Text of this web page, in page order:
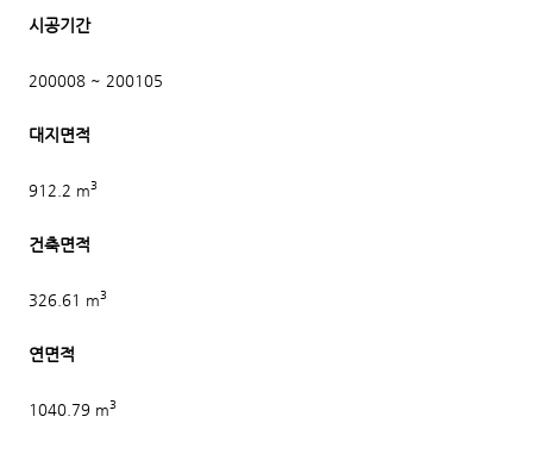
시공기간
200008 ~ 200105
대지면적
912.2 m3
건축면적
326.61 m3
연면적
1040.79 m3